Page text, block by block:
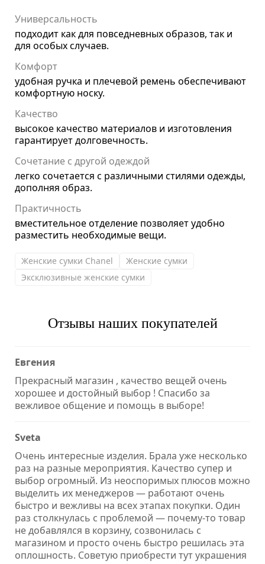
Универсальность
подходит как для повседневных образов, так и
для особых случаев.
Комфорт
удобная ручка и плечевой ремень обеспечивают
комфортную носку.
Качество
высокое качество материалов и изготовления
гарантирует долговечность.
Сочетание с другой одеждой
легко сочетается с различными стилями одежды,
дополняя образ.
Практичность
вместительное отделение позволяет удобно
разместить необходимые вещи.
Женские сумки Chanel
Женские сумки
Эксклюзивные женские сумки
Отзывы наших покупателей
Евгения
Прекрасный магазин , качество вещей очень
хорошее и достойный выбор ! Спасибо за
вежливое общение и помощь в выборе!
Sveta
Очень интересные изделия. Брала уже несколько
раз на разные мероприятия. Качество супер и
выбор огромный. Из неоспоримых плюсов можно
выделить их менеджеров — работают очень
быстро и вежливы на всех этапах покупки. Один
раз столкнулась с проблемой — почему-то товар
не добавлялся в корзину, созвонилась с
магазином и просто очень быстро решилась эта
оплошность. Советую приобрести тут украшения